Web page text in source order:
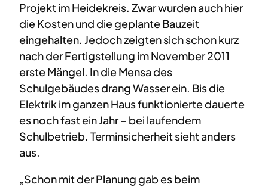
Projekt im Heidekreis. Zwar wurden auch hier
die Kosten und die geplante Bauzeit
eingehalten. Jedoch zeigten sich schon kurz
nach der Fertigstellung im November 2011
erste Mängel. In die Mensa des
Schulgebäudes drang Wasser ein. Bis die
Elektrik im ganzen Haus funktionierte dauerte
es noch fast ein Jahr – bei laufendem
Schulbetrieb. Terminsicherheit sieht anders
aus.
„Schon mit der Planung gab es beim